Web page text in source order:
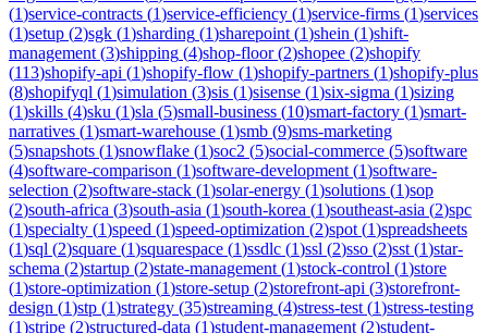
(1)service-contracts (1)service-efficiency (1)service-firms (1)services
(1)setup (2)sgk (1)sharding (1)sharepoint (1)shein (1)shift-
management (3)shipping (4)shop-floor(2)shopee (2)shopify
(113)shopify-api (1)shopify-flow (1)shopify-partners (1)shopify-plus
(8)shopifyql (1)simulation (3)sis (1)sisense (1)six-sigma (1)sizing
(1)skills (4)sku (1)sla (5)small-business (10)smart-factory (1)smart-
narratives (1)smart-warehouse (1)smb (9)sms-marketing
(5)snapshots (1)snowflake (1)soc2 (5)social-commerce (5)software
(4)software-comparison (1)software-development (1)software-
selection (2)software-stack (1)solar-energy (1)solutions (1)sop
(2)south-africa (3)south-asia (1)south-korea (1)southeast-asia (2)spc
(1)specialty (1)speed (1)speed-optimization (2)spot (1)spreadsheets
(1)sql (2)square (1)squarespace (1)ssdlc (1)ssl (2)sso (2)sst (1)star-
schema (2)startup (2)state-management (1)stock-control (1)store
(1)store-optimization (1)store-setup (2)storefront-api (3)storefront-
design (1)stp (1)strategy (35)streaming (4)stress-test (1)stress-testing
(1)stripe (2)structured-data (1)student-management (2)student-